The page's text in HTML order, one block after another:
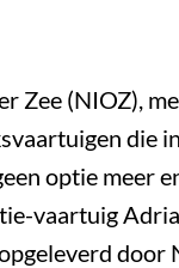
(NIOZ),
die
optie meer
vaartuig
door